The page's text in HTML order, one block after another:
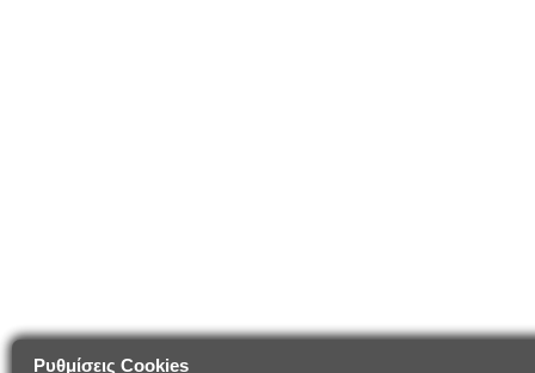
Ρυθμίσεις Cookies